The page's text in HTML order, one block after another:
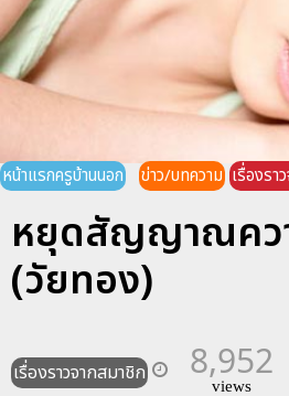
หน้าแรกครูบ้านนอก ข่าว/บทความ เรื่องรา
หยุดสัญญาณคว
(วัยทอง)
เรื่องราวจากสมาชิก 8,952
views